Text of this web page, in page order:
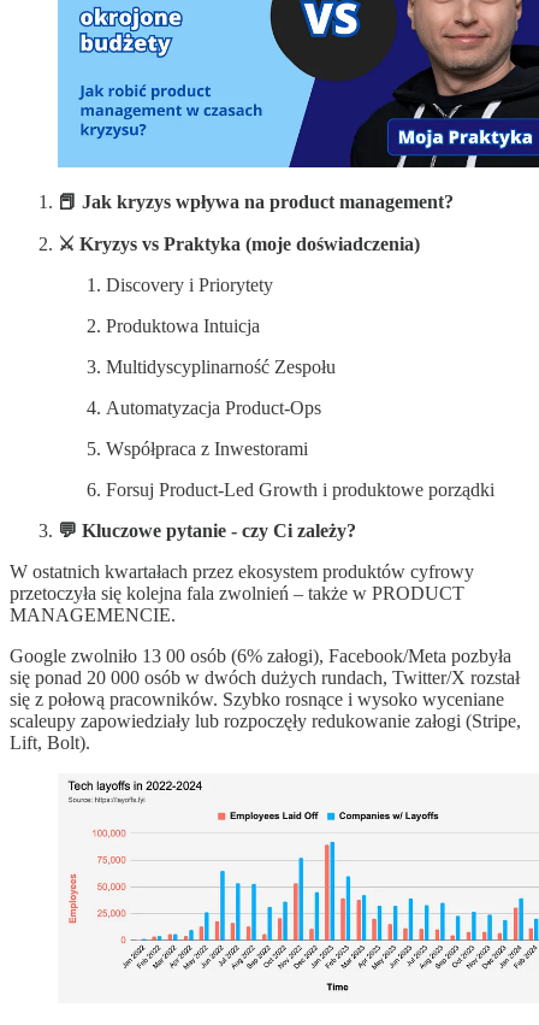
📕 Jak kryzys wpływa na product management?
⚔️ Kryzys vs Praktyka (moje doświadczenia)
Discovery i Priorytety
Produktowa Intuicja
Multidyscyplinarność Zespołu
Automatyzacja Product-Ops
Współpraca z Inwestorami
Forsuj Product-Led Growth i produktowe porządki
💬 Kluczowe pytanie - czy Ci zależy?
W ostatnich kwartałach przez ekosystem produktów cyfrowy
przetoczyła się kolejna fala zwolnień – także w PRODUCT
MANAGEMENCIE.
Google zwolniło 13 00 osób (6% załogi), Facebook/Meta pozbyła
się ponad 20 000 osób w dwóch dużych rundach, Twitter/X rozstał
się z połową pracowników. Szybko rosnące i wysoko wyceniane
scaleupy zapowiedziały lub rozpoczęły redukowanie załogi (Stripe,
Lift, Bolt).